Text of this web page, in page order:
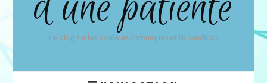
Le blog sur les douleurs chroniques et le handicap